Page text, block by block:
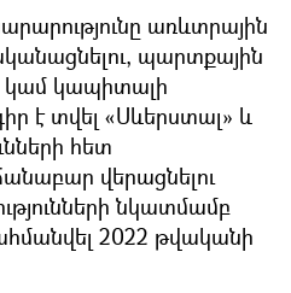
առևտրային
պարտքային
կամ կապիտալի
է տվել «Սևերստալ» և
հետ
վերացնելու
նկատմամբ
2022 թվականի